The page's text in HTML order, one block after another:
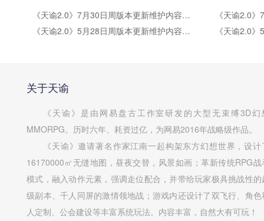
《天谕2.0》7月30日周版本更新维护内容公告
《天谕2.0》5月28日周版本更新维护内容公告
关于天谕
《天谕》是由网易盘古工作室研发的大型无束缚3D幻
MMORPG。历时六年、耗资过亿，为网易2016年战略级作品。
《天谕》邀请著名作家江南一起构架东方幻想世界，设计
16170000㎡无缝地图，昼夜交替，风景如画；革新传统RPG战
模式，融入动作元素，强调走位配合，并带给玩家极具挑战性的
级副本、千人同屏的激情领地战；游戏内还设计了双飞行、角色
人定制、公会建设等丰富系统玩法。内容丰富，自然大有可玩！